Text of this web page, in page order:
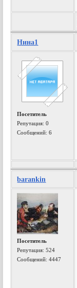
Нина1
Посетитель
Репутация:0
Сообщений: 6
barankin
Посетитель
Репутация:524
Сообщений: 4447